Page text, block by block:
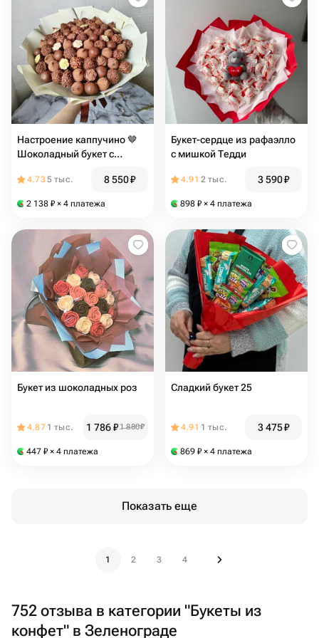
Настроение каппучино 🤎
Шоколадный букет с
Букет
4.735 тыс. 8 550₽
2 138 ₽ × 4 платежа
Букет-сердце из рафаэлло
с мишкой Тедди
4.91 2 тыс. 3 590₽
898 ₽ × 4 платежа
Букет из шоколадных роз
4.87 1 тыс. 1 786₽1 880₽
447 ₽ × 4 платежа
Сладкий букет 25
4.91 1 тыс. 3 475₽
869 ₽ × 4 платежа
Показать еще
1 2 3 4
752 отзыва в категории "Букеты из
конфет" в Зеленограде